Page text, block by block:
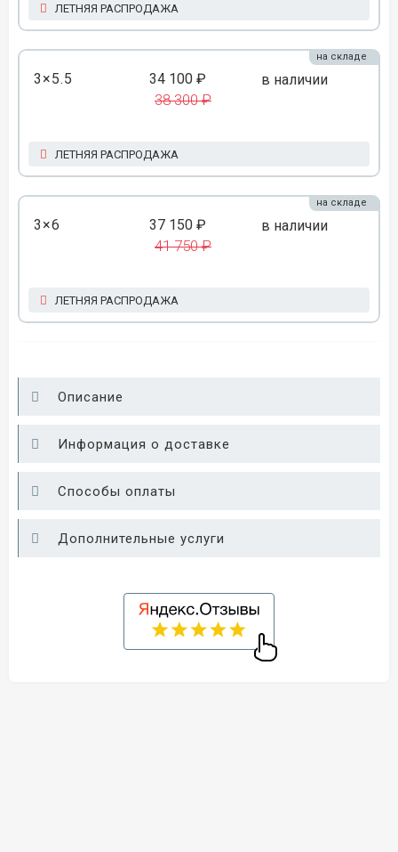
ЛЕТНЯЯ РАСПРОДАЖА
3×5.5 34 100 ₽
38 300 ₽
в наличии
на складе
ЛЕТНЯЯ РАСПРОДАЖА
3×6 37 150 ₽
41 750 ₽
в наличии
на складе
ЛЕТНЯЯ РАСПРОДАЖА
Описание
Информация о доставке
Способы оплаты
Дополнительные услуги